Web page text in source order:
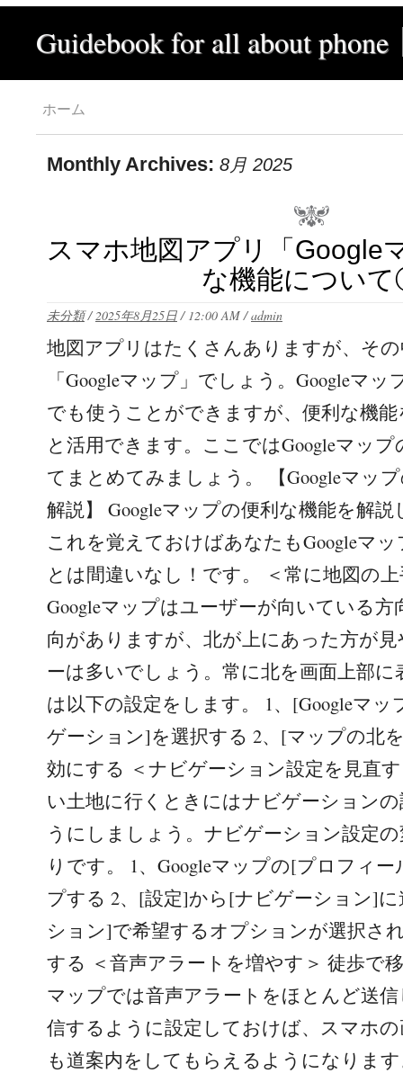
Guidebook for all about phone
ホーム
Monthly Archives: 8月 2025
スマホ地図アプリ「Google
な機能につい
未分類 / 2025年8月25日 /12:00 AM/ admin
地図アプリはたくさんありますが、そ
「Googleマップ」でしょう。Googleマ
でも使うことができますが、便利な機
と活用できます。ここではGoogleマッ
てまとめてみましょう。 【Googleマッ
解説】 Googleマップの便利な機能を解
これを覚えておけばあなたもGoogleマ
とは間違いなし！です。 ＜常に地図の
Googleマップはユーザーが向いている
向がありますが、北が上にあった方が
ーは多いでしょう。常に北を画面上部
は以下の設定をします。 1、[Googleマ
ゲーション]を選択する 2、[マップの北
効にする ＜ナビゲーション設定を見直
い土地に行くときにはナビゲーション
うにしましょう。ナビゲーション設定
りです。 1、Googleマップの[プロフィ
プする 2、[設定]から[ナビゲーション]
ション]で希望するオプションが選択さ
する ＜音声アラートを増やす＞ 徒歩で
マップでは音声アラートをほとんど送
信するように設定しておけば、スマホ
も道案内をしてもらえるようになりま